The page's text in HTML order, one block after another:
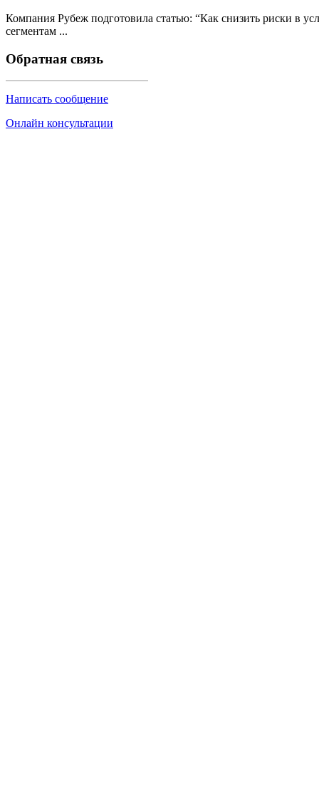
Компания Рубеж подготовила статью: “Как снизить риски в
сегментам ...
Обратная связь
Написать сообщение
Онлайн консультации